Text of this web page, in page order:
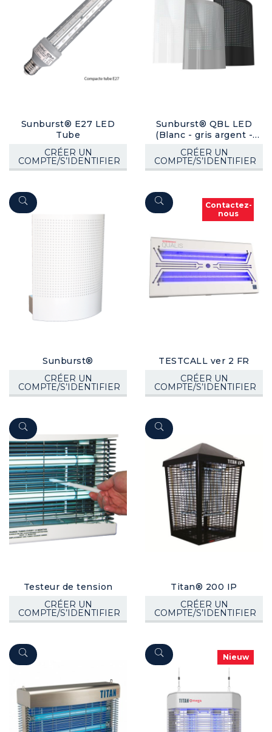
Sunburst® E27 LED
Tube
CRÉER UN
COMPTE/S’IDENTIFIER
Sunburst® QBL LED
(Blanc - gris argent -
noir)
CRÉER UN
COMPTE/S’IDENTIFIER
Sunburst®
CRÉER UN
COMPTE/S’IDENTIFIER
Contactez-
nous
TESTCALL ver 2 FR
CRÉER UN
COMPTE/S’IDENTIFIER
Testeur de tension
CRÉER UN
COMPTE/S’IDENTIFIER
Titan® 200 IP
CRÉER UN
COMPTE/S’IDENTIFIER
Nieuw